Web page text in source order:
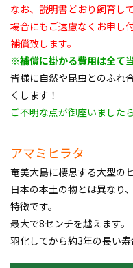
なお、説明書どおり飼育し
場合にもご遠慮なくお申し
補償致します。
※補償に掛かる費用は全て
皆様に自然や昆虫とのふれ
くします！
ご不明な点が御座いました
アマミヒラタ
奄美大島に棲息する大型の
日本の本土の物とは異なり
特徴です。
最大で8センチを越えます。
羽化してから約3年の長い寿